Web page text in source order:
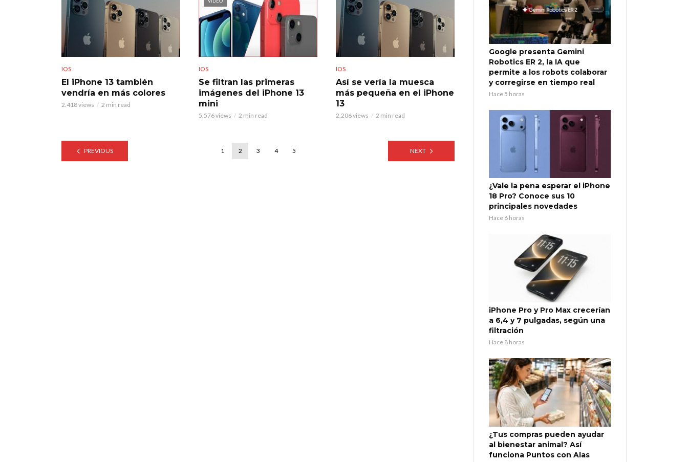
IOS
El iPhone 13 también
vendría en más colores
2.418 views 2 min read
IOS
Se filtran las primeras
imágenes del iPhone 13
mini
5.576 views 2 min read
IOS
Así se vería la muesca
más pequeña en el iPhone
13
2.206 views 2 min read
PREVIOUS 1 2 3 4 5 NEXT
Google presenta Gemini
Robotics ER 2, la IA que
permite a los robots colaborar
y corregirse en tiempo real
Hace 5 horas
¿Vale la pena esperar el iPhone
18 Pro? Conoce sus 10
principales novedades
Hace 6 horas
iPhone Pro y Pro Max crecerían
a 6,4 y 7 pulgadas, según una
filtración
Hace 8 horas
¿Tus compras pueden ayudar
al bienestar animal? Así
funciona Puntos con Alas